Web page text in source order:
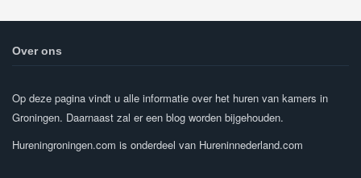
Over ons
Op deze pagina vindt u alle informatie over het huren van kamers in
Groningen. Daarnaast zal er een blog worden bijgehouden.
Hureningroningen.com is onderdeel van Hureninnederland.com